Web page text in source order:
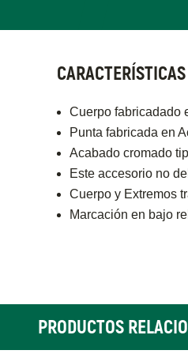
CARACTERÍSTICAS
Cuerpo fabricadado
Punta fabricada en
Acabado cromado
Este accesorio no
Cuerpo y Extremos
Marcación en bajo
PRODUCTOS